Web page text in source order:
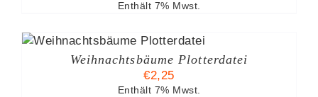
Enthält 7% Mwst.
Weihnachtsbäume Plotterdatei
€2,25
Enthält 7% Mwst.